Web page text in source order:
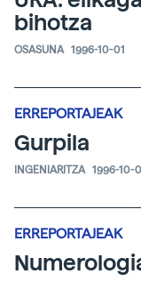
bihotza
OSASUNA 1996-10-01
ERREPORTAJEAK
Gurpila
INGENIARITZA 1996-10-
ERREPORTAJEAK